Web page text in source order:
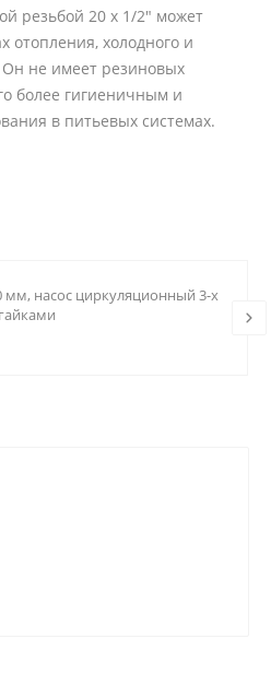
резьбой 20 x 1/2" может
отопления, холодного и
Он не имеет резиновых
более гигиеничным и
в питьевых системах.
мм, насос циркуляционный 3-х